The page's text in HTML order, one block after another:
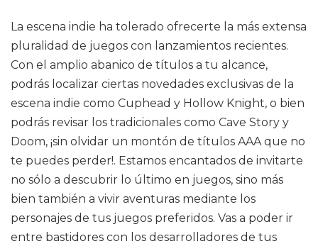
La escena indie ha tolerado ofrecerte la más extensa
pluralidad de juegos con lanzamientos recientes.
Con el amplio abanico de títulos a tu alcance,
podrás localizar ciertas novedades exclusivas de la
escena indie como Cuphead y Hollow Knight, o bien
podrás revisar los tradicionales como Cave Story y
Doom, ¡sin olvidar un montón de títulos AAA que no
te puedes perder!. Estamos encantados de invitarte
no sólo a descubrir lo último en juegos, sino más
bien también a vivir aventuras mediante los
personajes de tus juegos preferidos. Vas a poder ir
entre bastidores con los desarrolladores de tus